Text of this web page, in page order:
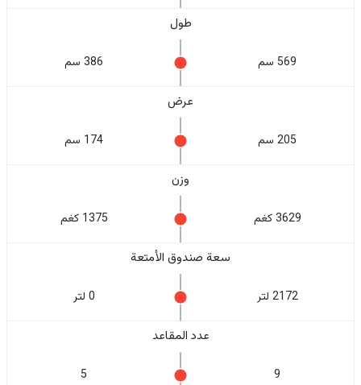
طول
569 سم 386 سم
عرض
205 سم 174 سم
وزن
3629 كغم 1375 كغم
سعة صندوق الأمتعة
2172 لتر 0 لتر
عدد المقاعد
9
5